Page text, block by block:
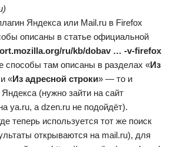
Яндекса или Mail.ru в Firefox
описаны в статье официальной
ru/kb/dobav … -v-firefox
способы там описаны в разделах «Из
«Из адресной строки» — то и
(нужно зайти на сайт
ya.ru, а dzen.ru не подойдёт).
теперь используется тот же поиск
открываются на mail.ru), для